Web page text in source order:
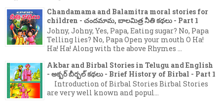
Chandamama and Balamitra moral stories for
children - చందమామ, బాలమిత్ర నీతి కథలు - Part 1
Johny, Johny, Yes, Papa, Eating sugar? No, Papa
Telling lies? No, Papa Open your mouth O Ha!
Ha! Ha! Along with the above Rhymes ...
Akbar and Birbal Stories in Telugu and English
- అక్బర్ బీర్బల్ కథలు - Brief History of Birbal - Part 1
Introduction of Birbal Stories Birbal Stories
are very well known and popul...